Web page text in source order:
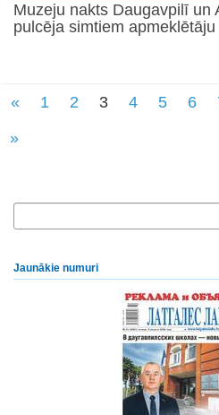
Muzeju nakts Daugavpilī un
pulcēja simtiem apmeklētāju
« 1 2 3 4 5 6
»
Jaunākie numuri